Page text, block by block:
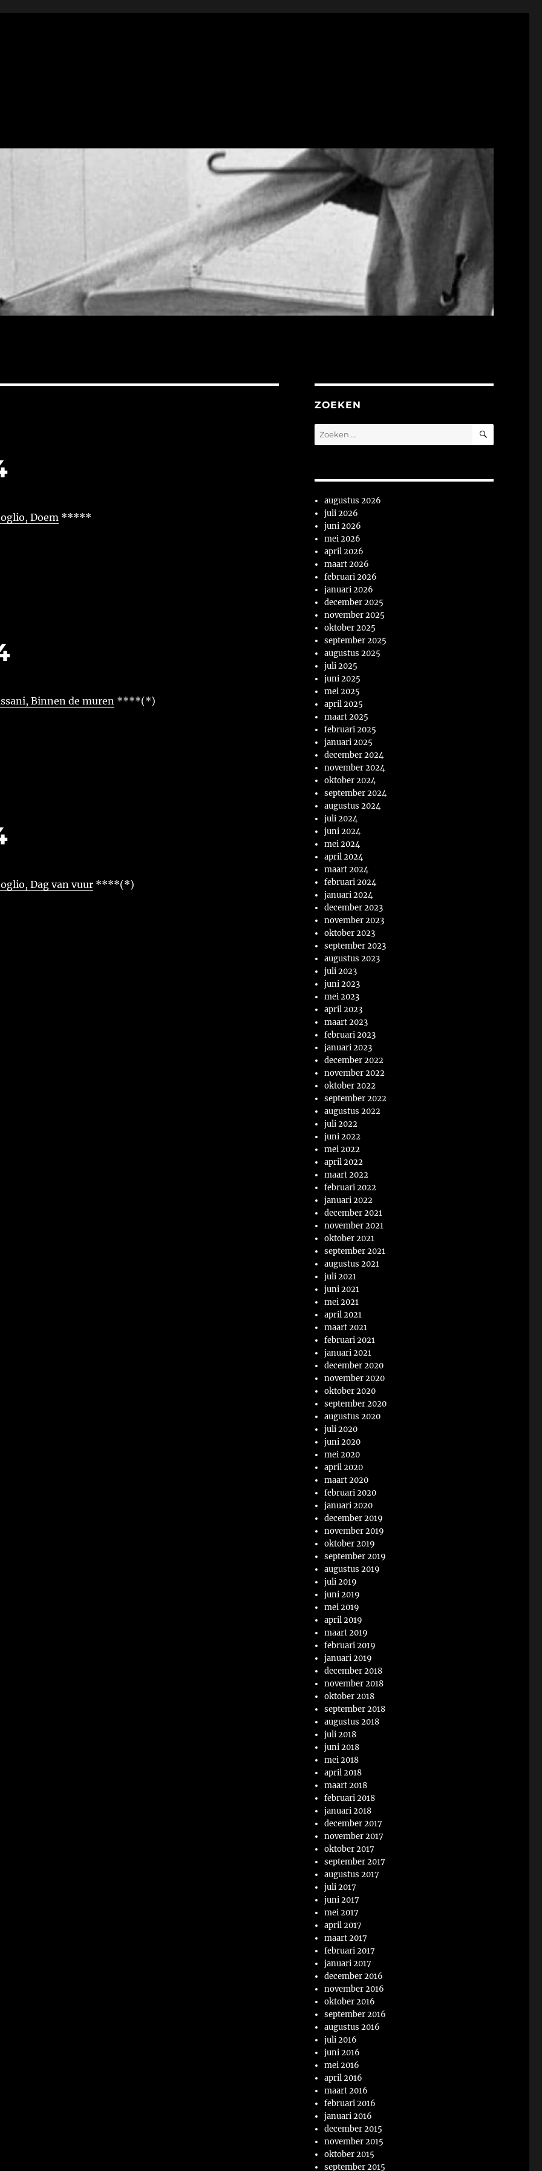
Doem*****
Binnen de muren****(*)
Dag van vuur****(*)
ZOEKEN
Zoeken
naar:
ZOEKEN
augustus 2026
juli 2026
juni 2026
mei 2026
april 2026
maart 2026
februari 2026
januari 2026
december 2025
november 2025
oktober 2025
september 2025
augustus 2025
juli 2025
juni 2025
mei 2025
april 2025
maart 2025
februari 2025
januari 2025
december 2024
november 2024
oktober 2024
september 2024
augustus 2024
juli 2024
juni 2024
mei 2024
april 2024
maart 2024
februari 2024
januari 2024
december 2023
november 2023
oktober 2023
september 2023
augustus 2023
juli 2023
juni 2023
mei 2023
april 2023
maart 2023
februari 2023
januari 2023
december 2022
november 2022
oktober 2022
september 2022
augustus 2022
juli 2022
juni 2022
mei 2022
april 2022
maart 2022
februari 2022
januari 2022
december 2021
november 2021
oktober 2021
september 2021
augustus 2021
juli 2021
juni 2021
mei 2021
april 2021
maart 2021
februari 2021
januari 2021
december 2020
november 2020
oktober 2020
september 2020
augustus 2020
juli 2020
juni 2020
mei 2020
april 2020
maart 2020
februari 2020
januari 2020
december 2019
november 2019
oktober 2019
september 2019
augustus 2019
juli 2019
juni 2019
mei 2019
april 2019
maart 2019
februari 2019
januari 2019
december 2018
november 2018
oktober 2018
september 2018
augustus 2018
juli 2018
juni 2018
mei 2018
april 2018
maart 2018
februari 2018
januari 2018
december 2017
november 2017
oktober 2017
september 2017
augustus 2017
juli 2017
juni 2017
mei 2017
april 2017
maart 2017
februari 2017
januari 2017
december 2016
november 2016
oktober 2016
september 2016
augustus 2016
juli 2016
juni 2016
mei 2016
april 2016
maart 2016
februari 2016
januari 2016
december 2015
november 2015
oktober 2015
september 2015